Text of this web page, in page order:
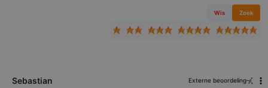
Wis Zoek
Sebastian Externe beoordeling